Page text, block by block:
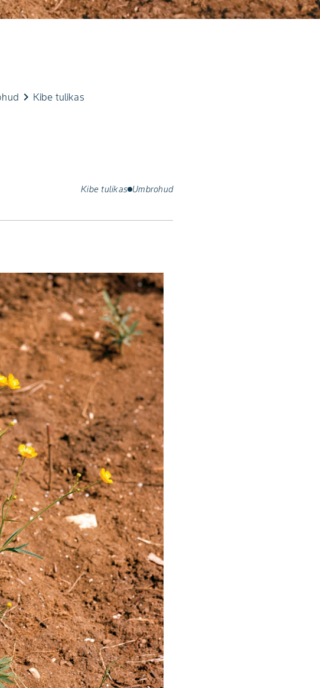
keyboard_arrow_right Kibe tulikas
Kibe tulikas Umbrohud